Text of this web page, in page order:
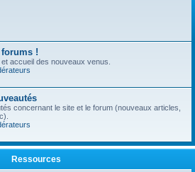
!
accueil des nouveaux venus.
concernant le site et le forum (nouveaux articles,
Ressources